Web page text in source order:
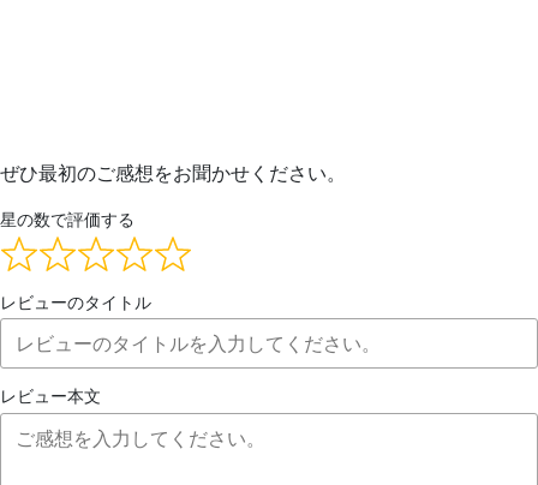
ぜひ最初のご感想をお聞かせください。
星の数で評価する
レビューのタイトル
レビュー本文